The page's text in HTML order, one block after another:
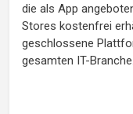
die als App
Stores kostenfrei
geschlossene
gesamten IT-Branche.